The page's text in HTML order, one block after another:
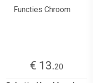
€ 13.20